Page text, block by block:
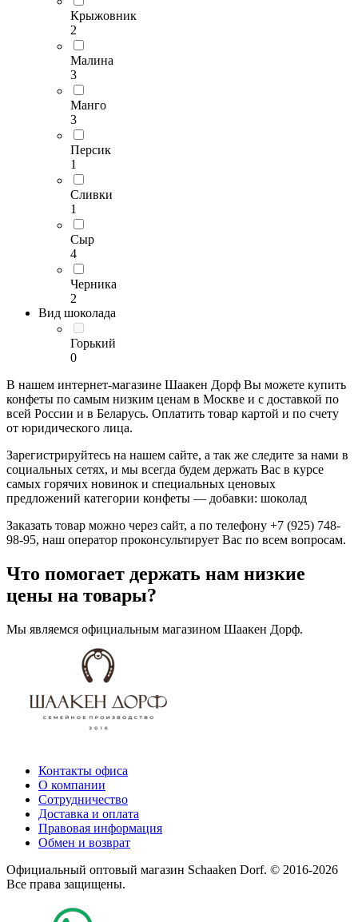
Крыжовник
2
Малина
3
Манго
3
Персик
1
Сливки
1
Сыр
4
Черника
2
Вид шоколада
Горький
0
В нашем интернет-магазине Шаакен Дорф Вы можете купить
конфеты по самым низким ценам в Москве и с доставкой по
всей России и в Беларусь. Оплатить товар картой и по счету
от юридического лица.
Зарегистрируйтесь на нашем сайте, а так же следите за нами в
социальных сетях, и мы всегда будем держать Вас в курсе
самых горячих новинок и специальных ценовых
предложений категории конфеты — добавки: шоколад
Заказать товар можно через сайт, а по телефону +7 (925) 748-
98-95, наш оператор проконсультирует Вас по всем вопросам.
Что помогает держать нам низкие
цены на товары?
Мы являемся официальным магазином Шаакен Дорф.
Контакты офиса
О компании
Сотрудничество
Доставка и оплата
Правовая информация
Обмен и возврат
Официальный оптовый магазин Schaaken Dorf. © 2016-2026
Все права защищены.